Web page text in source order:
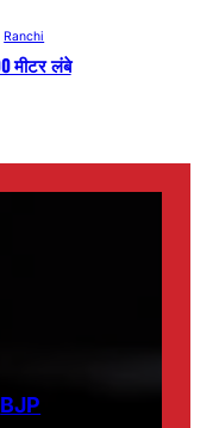
Ranchi
मीटर लंबे
BJP